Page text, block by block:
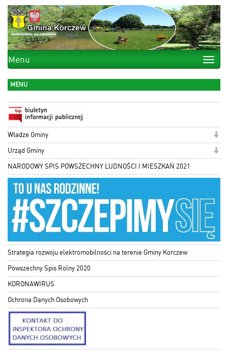
Toggle
Menu
MENU
Władze Gminy
Urząd Gminy
NARODOWY SPIS POWSZECHNY LUDNOŚCI I MIESZKAŃ 2021
Strategia rozwoju elektromobilności na terenie Gminy Korczew
Powszechny Spis Rolny 2020
KORONAWIRUS
Ochrona Danych Osobowych